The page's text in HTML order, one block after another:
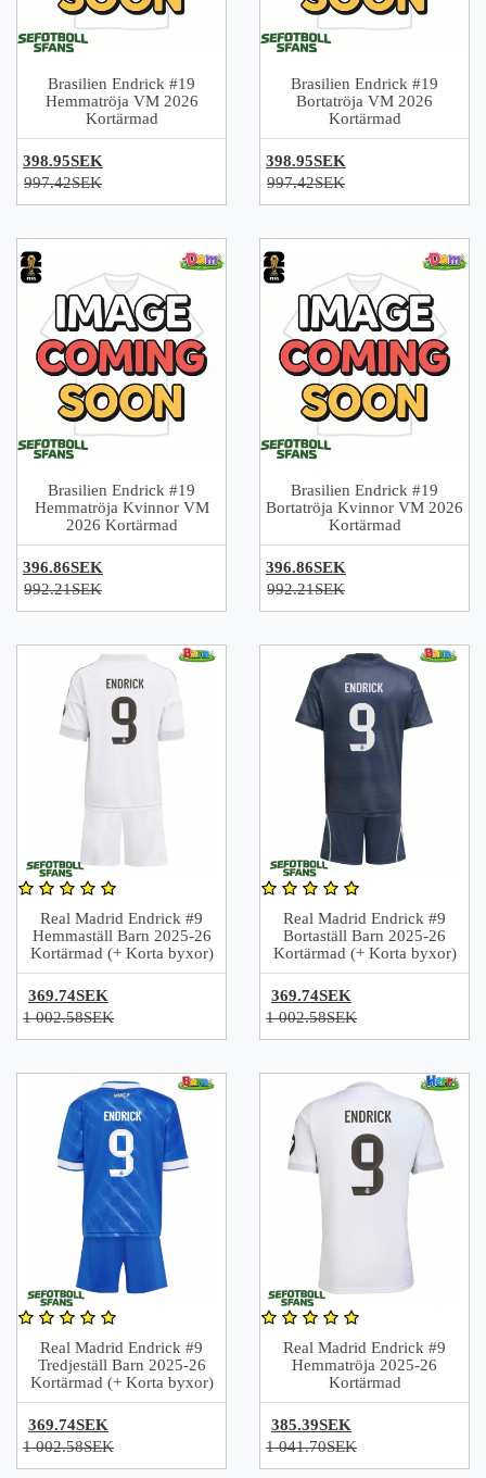
Brasilien Endrick #19
Hemmatröja VM 2026
Kortärmad
398.95SEK
997.42SEK
Brasilien Endrick #19
Bortatröja VM 2026
Kortärmad
398.95SEK
997.42SEK
Brasilien Endrick #19
Hemmatröja Kvinnor VM
2026 Kortärmad
396.86SEK
992.21SEK
Brasilien Endrick #19
Bortatröja Kvinnor VM 2026
Kortärmad
396.86SEK
992.21SEK
Real Madrid Endrick #9
Hemmaställ Barn 2025-26
Kortärmad (+ Korta byxor)
369.74SEK
1 002.58SEK
Real Madrid Endrick #9
Bortaställ Barn 2025-26
Kortärmad (+ Korta byxor)
369.74SEK
1 002.58SEK
Real Madrid Endrick #9
Tredjeställ Barn 2025-26
Kortärmad (+ Korta byxor)
369.74SEK
1 002.58SEK
Real Madrid Endrick #9
Hemmatröja 2025-26
Kortärmad
385.39SEK
1 041.70SEK